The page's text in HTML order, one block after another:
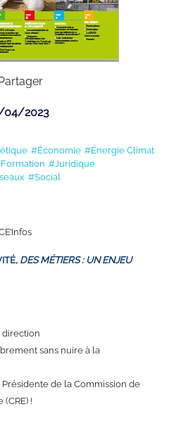
04/2023
#Économie #Énergie Climat
#Juridique
#Social
, DES MÉTIERS : UN ENJEU
direction
sans nuire à la
Présidente de la Commission de
!